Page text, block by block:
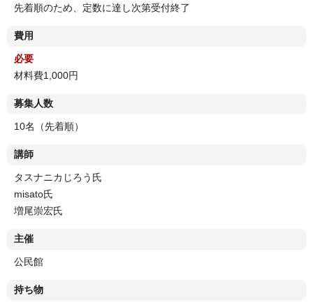
先着順のため、定数に達し次第受付終了
費用
必要
材料費1,000円
募集人数
10名（先着順）
講師
タスナニカじろう氏
misato氏
増尾崇宏氏
主催
公民館
持ち物